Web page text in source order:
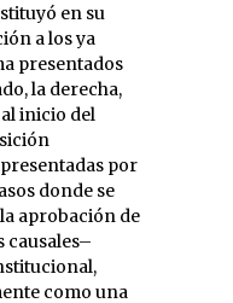
en su
a los ya
presentados
la derecha,
inicio del
por
donde se
aprobación de
causales–
como una